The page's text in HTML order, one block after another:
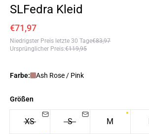
SLFedra Kleid
€71,97
Niedrigster Preis letzte 30 Tage€83,97
Ursprünglicher Preis:€119,95
Farbe: Ash Rose / Pink
Größen
XS S M